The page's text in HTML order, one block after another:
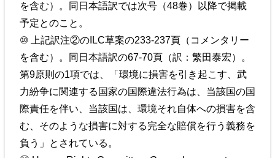
を含む）。同日本語訳では次号（48巻）以降で掲載
予定とのこと。
⑩ 上記訳注②のILC草案の233-237頁（コメンタリー
を含む）。同日本語訳の67-70頁（訳：繁田泰宏）。
第9原則の1項では、「環境に損害を引き起こす、武
力紛争に関連する国家の国際違法行為は、当該国の国
際責任を伴い、当該国は、環境それ自体への損害を含
む、そのような損害に対する完全な賠償を行う義務を
負う」とされている。